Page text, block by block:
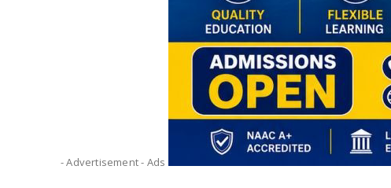
- Advertisement - Ads